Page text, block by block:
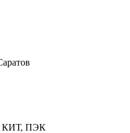
КИТ, ПЭК